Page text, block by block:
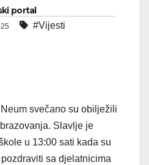
portal
#Vijesti
svečano su obilježili
Slavlje je
u 13:00 sati kada su
sa djelatnicima